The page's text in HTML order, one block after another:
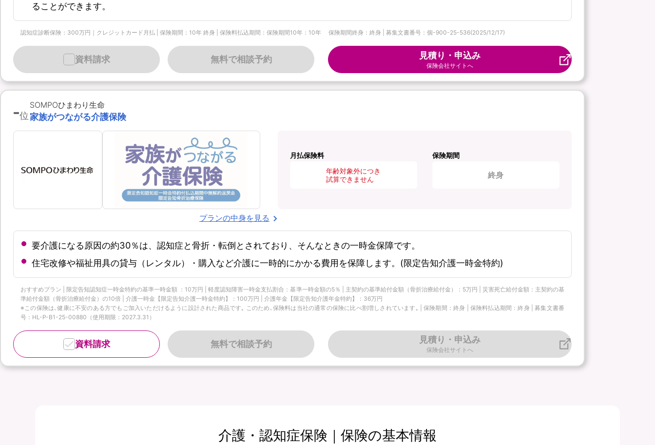
ることができます。
認知症診断保険：300万円｜クレジットカード月払 | 保険期間：10年 終身 | 保険料払込期間：保険期間10年：10年 保険期間終身：終身 | 募集文書番号：個-900-25-536(2025/12/17)
無料で相談予約
資料請求 見積り・申込み
保険会社サイトへ
-位
SOMPOひまわり生命
家族がつながる介護保険
月払保険料
年齢対象外につき
試算できません
保険期間
終身
プランの中身を見る
要介護になる原因の約30％は、認知症と骨折・転倒とされており、そんなときの一時金保障です。
住宅改修や福祉用具の貸与（レンタル）・購入など介護に一時的にかかる費用を保障します。(限定告知介護一時金特約)
おすすめプラン | 限定告知認知症一時金特約の基準一時金額 ：10万円 | 軽度認知障害一時金支払割合：基準一時金額の5％ | 主契約の基準給付金額（骨折治療給付金）：5万円 | 災害死亡給付金額：主契約の基
準給付金額（骨折治療給付金）の10倍 | 介護一時金【限定告知介護一時金特約】：100万円 | 介護年金【限定告知介護年金特約】：36万円
※この保険は､健康に不安のある方でもご加入いただけるように設計された商品です｡ このため､保険料は当社の通常の保険に比べ割増しされています｡ | 保険期間：終身 | 保険料払込期間：終身 | 募集文書番
号：HL-P-B1-25-00880（使用期限：2027.3.31）
無料で相談予約
資料請求 見積り・申込み
保険会社サイトへ
介護・認知症保険｜保険の基本情報